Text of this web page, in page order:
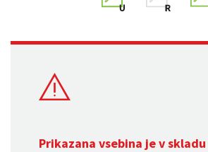
Prikazana vsebina je v skladu